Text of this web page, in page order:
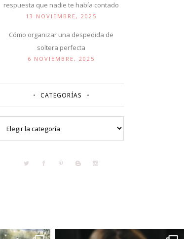
respuesta que nadie te había contado
13 NOVIEMBRE, 2025
Cómo organizar una despedida de
soltera perfecta
6 NOVIEMBRE, 2025
CATEGORÍAS